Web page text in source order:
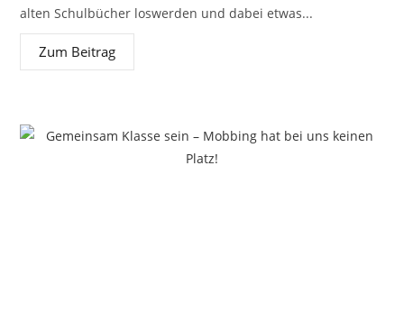
alten Schulbücher loswerden und dabei etwas...
Zum Beitrag